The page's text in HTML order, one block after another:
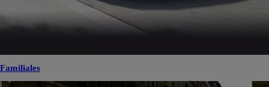
Familiales